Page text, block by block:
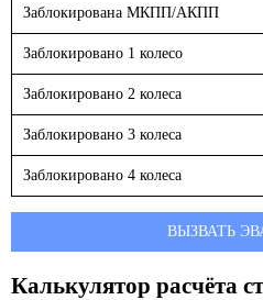
Заблокирована МКПП/АКПП
Заблокировано 1 колесо
Заблокировано 2 колеса
Заблокировано 3 колеса
Заблокировано 4 колеса
ВЫЗВАТЬ
Калькулятор расчёта